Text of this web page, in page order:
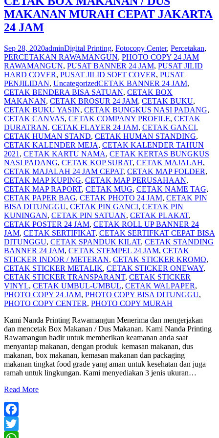
MAKANAN MURAH CEPAT JAKARTA
24 JAM
Sep 28, 2020adminDigital Printing, Fotocopy Center, Percetakan,
PERCETAKAN RAWAMANGUN, PHOTO COPY 24 JAM
RAWAMANGUN, PUSAT BANNER 24 JAM, PUSAT JILID
HARD COVER, PUSAT JILID SOFT COVER, PUSAT
PENJILIDAN, UncategorizedCETAK BANNER 24 JAM,
CETAK BENDERA BISA SATUAN, CETAK BOX
MAKANAN, CETAK BROSUR 24 JAM, CETAK BUKU,
CETAK BUKU YASIN, CETAK BUNGKUS NASI PADANG,
CETAK CANVAS, CETAK COMPANY PROFILE, CETAK
DURATRAN, CETAK FLAYER 24 JAM, CETAK GANCI,
CETAK HUMAN STAND, CETAK HUMAN STANDING,
CETAK KALENDER MEJA, CETAK KALENDER TAHUN
2021 , CETAK KARTU NAMA, CETAK KERTAS BUNGKUS
NASI PADANG, CETAK KOP SURAT, CETAK MAJALAH,
CETAK MAJALAH 24 JAM CEPAT, CETAK MAP FOLDER,
CETAK MAP KUPING, CETAK MAP PERUSAHAAN,
CETAK MAP RAPORT, CETAK MUG, CETAK NAME TAG,
CETAK PAPER BAG, CETAK PHOTO 24 JAM, CETAK PIN
BISA DITUNGGU, CETAK PIN GANCI, CETAK PIN
KUNINGAN, CETAK PIN SATUAN, CETAK PLAKAT,
CETAK POSTER 24 JAM, CETAK ROLL UP BANNER 24
JAM, CETAK SERTIFIKAT, CETAK SERTIFKAT CEPAT BISA
DITUNGGU, CETAK SPANDUK KILAT, CETAK STANDING
BANNER 24 JAM, CETAK STEMPEL 24 JAM, CETAK
STICKER INDOR / METERAN, CETAK STICKER KROMO,
CETAK STICKER METALIK, CETAK STICKER ONEWAY,
CETAK STICKER TRANSPARANT, CETAK STICKER
VINYL, CETAK UMBUL-UMBUL, CETAK WALPAPER,
PHOTO COPY 24 JAM, PHOTO COPY BISA DITUNGGU,
PHOTO COPY CENTER, PHOTO COPY MURAH
Kami Nanda Printing Rawamangun Menerima dan mengerjakan
dan mencetak Box Makanan / Dus Makanan. Kami Nanda Printing
Rawamangun hadir untuk memberikan keamanan anda saat
menyantap makanan, dengan produk kemasan makanan, dus
makanan, box makanan, kemasan makanan dan packaging
makanan tingkat food grade yang aman untuk kesehatan dan juga
ramah untuk lingkungan. Kami menyediakan 3 jenis ukuran…
Read More
Facebook